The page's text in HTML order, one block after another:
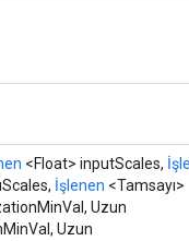
<Float> inputScales,
İşlenen <Tamsayı>
Uzun
Uzun